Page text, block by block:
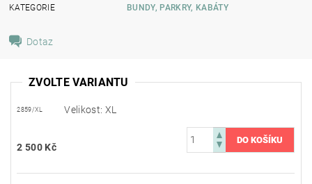
KATEGORIE BUNDY, PARKRY, KABÁTY
Dotaz
ZVOLTE VARIANTU
2859/XL Velikost: XL
2 500 Kč